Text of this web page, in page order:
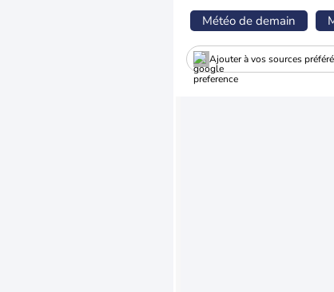
Météo de demain
Ajouter à vos sources